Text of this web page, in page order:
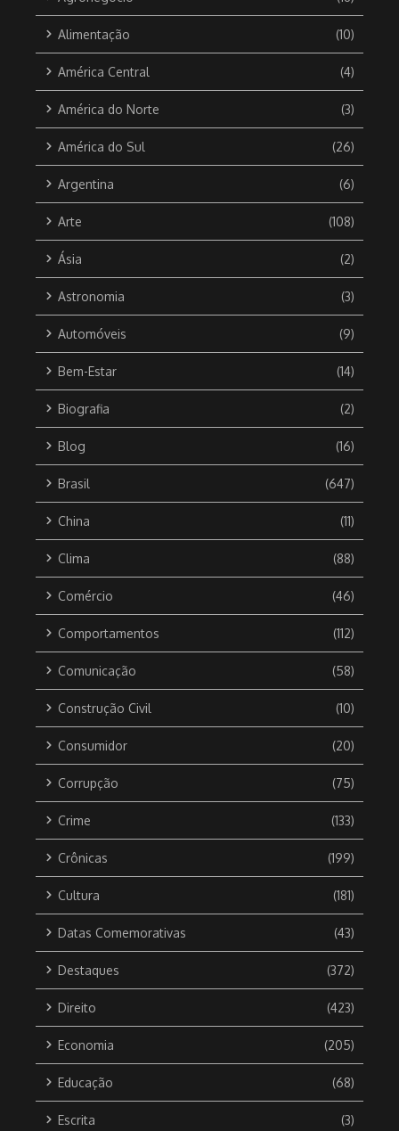
Alimentação (10)
América Central (4)
América do Norte (3)
América do Sul (26)
Argentina (6)
Arte (108)
Ásia (2)
Astronomia (3)
Automóveis (9)
Bem-Estar (14)
Biografia (2)
Blog (16)
Brasil (647)
China (11)
Clima (88)
Comércio (46)
Comportamentos (112)
Comunicação (58)
Construção Civil (10)
Consumidor (20)
Corrupção (75)
Crime (133)
Crônicas (199)
Cultura (181)
Datas Comemorativas (43)
Destaques (372)
Direito (423)
Economia (205)
Educação (68)
Escrita (3)